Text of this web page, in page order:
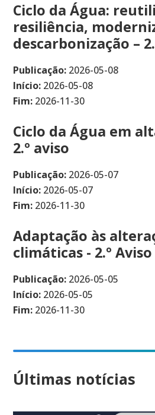
Ciclo da Água:
resiliência,
descarbonização –
Publicação: 2026-05-08
Início: 2026-05-08
Fim: 2026-11-30
Ciclo da Água em
2.º aviso
Publicação: 2026-05-07
Início: 2026-05-07
Fim: 2026-11-30
Adaptação às
climáticas - 2.º Aviso
Publicação: 2026-05-05
Início: 2026-05-05
Fim: 2026-11-30
Últimas notícias